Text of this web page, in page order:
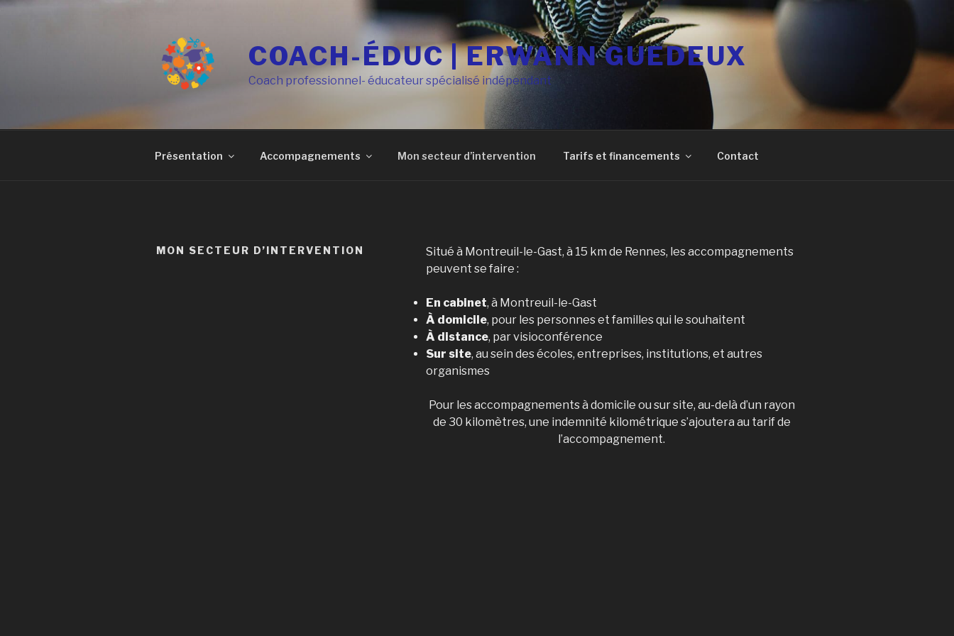
Aller
COACH-ÉDUC | ERWANN GUEDEUX
Coach professionnel- éducateur spécialisé indépendant
Présentation Accompagnements Mon secteur d’intervention Tarifs et financements Contact
MON SECTEUR D’INTERVENTION
Situé à Montreuil-le-Gast, à 15 km de Rennes, les accompagnements
peuvent se faire :
En cabinet, à Montreuil-le-Gast
À domicile, pour les personnes et familles qui le souhaitent
À distance, par visioconférence
Sur site, au sein des écoles, entreprises, institutions, et autres
organismes
Pour les accompagnements à domicile ou sur site, au-delà d’un rayon
de 30 kilomètres, une indemnité kilométrique s’ajoutera au tarif de
l’accompagnement.